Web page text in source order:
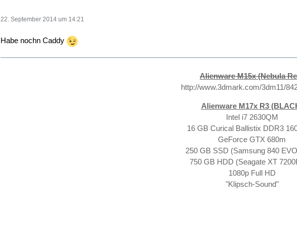
22. September 2014 um 14:21
Habe nochn Caddy
Alienware M15x (Nebula
http://www.3dmark.com/3dm11/
Alienware M17x R3
Intel i7 2630QM
16 GB Curical Ballistix DDR3
GeForce GTX 680m
250 GB SSD (Samsung 840
750 GB HDD (Seagate XT
1080p Full HD
"Klipsch-Sound"